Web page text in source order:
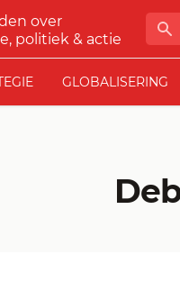
over
politiek & actie
GLOBALISERING